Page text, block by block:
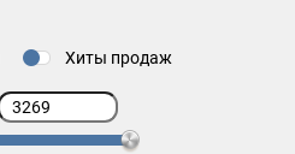
Хиты продаж